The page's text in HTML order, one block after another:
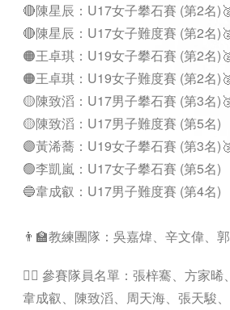
🔴陳星辰：U17女子攀石賽 (第2名
🔴陳星辰：U17女子難度賽 (第2名
🟠王卓琪：U19女子攀石賽 (第2名
🟠王卓琪：U19女子難度賽 (第2名
🟡陳致滔：U17男子攀石賽 (第3名
🟡陳致滔：U17男子難度賽 (第5名)
🟣黃浠蕎：U19女子攀石賽 (第3名
🟢李凱嵐：U17女子攀石賽 (第5名)
🔵韋成叡：U17男子難度賽 (第4名)
👨‍🏫教練團隊：吳嘉煒、辛文偉、
🧗‍♂ 參賽隊員名單：張梓騫、方家晞
韋成叡、陳致滔、周天海、張天駿、